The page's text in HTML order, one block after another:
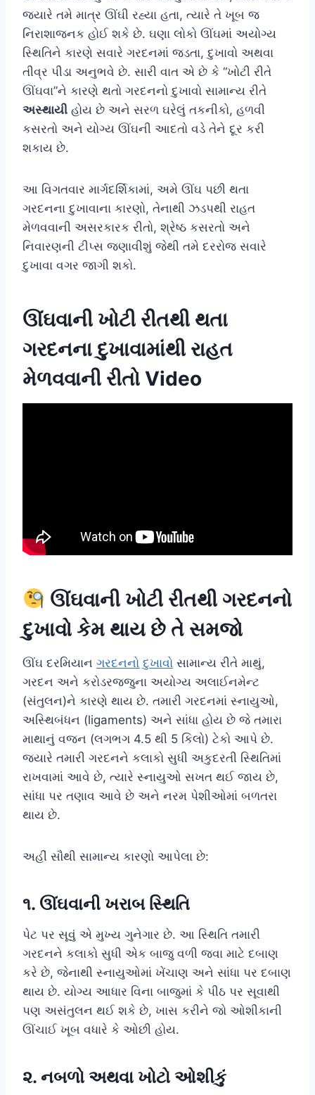
જ્યારે તમે માત્ર ઊંઘી રહ્યા હતા, ત્યારે તે ખૂબ જ
નિરાશાજનક હોઈ શકે છે. ઘણા લોકો ઊંઘમાં અયોગ્ય
સ્થિતિને કારણે સવારે ગરદનમાં જડતા, દુખાવો અથવા
તીવ્ર પીડા અનુભવે છે. સારી વાત એ છે કે “ખોટી રીતે
ઊંઘવા”ને કારણે થતો ગરદનનો દુખાવો સામાન્ય રીતે
અસ્થાયી હોય છે અને સરળ ઘરેલું તકનીકો, હળવી
કસરતો અને યોગ્ય ઊંઘની ​​આદતો વડે તેને દૂર કરી
શકાય છે.
આ વિગતવાર માર્ગદર્શિકામાં, અમે ઊંઘ પછી થતા
ગરદનના દુખાવાના કારણો, તેનાથી ઝડપથી રાહત
મેળવવાની અસરકારક રીતો, શ્રેષ્ઠ કસરતો અને
નિવારણની ટીપ્સ જણાવીશું જેથી તમે દરરોજ સવારે
દુખાવા વગર જાગી શકો.
ઊંઘવાની ખોટી રીતથી થતા
ગરદનના દુખાવામાંથી રાહત
મેળવવાની રીતો Video
ઊંઘવાની ખોટી રીતથી ગરદનનો
દુખાવો કેમ થાય છે તે સમજો
ઊંઘ દરમિયાન ગરદનનો દુખાવો સામાન્ય રીતે માથું,
ગરદન અને કરોડરજ્જુના અયોગ્ય અલાઈનમેન્ટ
(સંતુલન)ને કારણે થાય છે. તમારી ગરદનમાં સ્નાયુઓ,
અસ્થિબંધન (ligaments) અને સાંધા હોય છે જે તમારા
માથાનું વજન (લગભગ 4.5 થી 5 કિલો) ટેકો આપે છે.
જ્યારે તમારી ગરદનને કલાકો સુધી અકુદરતી સ્થિતિમાં
રાખવામાં આવે છે, ત્યારે સ્નાયુઓ સખત થઈ જાય છે,
સાંધા પર તણાવ આવે છે અને નરમ પેશીઓમાં બળતરા
થાય છે.
અહીં સૌથી સામાન્ય કારણો આપેલા છે:
૧. ઊંઘવાની ખરાબ સ્થિતિ
પેટ પર સૂવું એ મુખ્ય ગુનેગાર છે. આ સ્થિતિ તમારી
ગરદનને કલાકો સુધી એક બાજુ વળી જવા માટે દબાણ
કરે છે, જેનાથી સ્નાયુઓમાં ખેંચાણ અને સાંધા પર દબાણ
થાય છે. યોગ્ય આધાર વિના બાજુમાં કે પીઠ પર સૂવાથી
પણ અસંતુલન થઈ શકે છે, ખાસ કરીને જો ઓશીકાની
ઊંચાઈ ખૂબ વધારે કે ઓછી હોય.
૨. નબળો અથવા ખોટો ઓશીકું